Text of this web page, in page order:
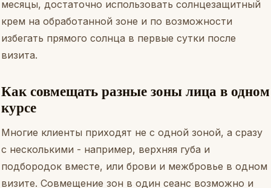
месяцы, достаточно использовать солнцезащитный
крем на обработанной зоне и по возможности
избегать прямого солнца в первые сутки после
визита.
Как совмещать разные зоны лица в одном
курсе
Многие клиенты приходят не с одной зоной, а сразу
с несколькими - например, верхняя губа и
подбородок вместе, или брови и межбровье в одном
визите. Совмещение зон в один сеанс возможно и